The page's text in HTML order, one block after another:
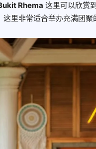
Rhema 这里可以欣赏
里非常适合举办充满团聚